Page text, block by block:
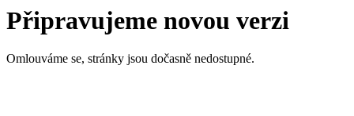
Připravujeme novou verzi
Omlouváme se, stránky jsou dočasně nedostupné.